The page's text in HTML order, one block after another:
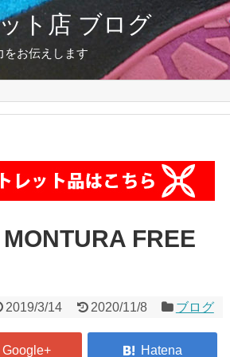
ト店 ブログ
をお伝えします
FREE
2019/3/14 2020/11/8 ブログ